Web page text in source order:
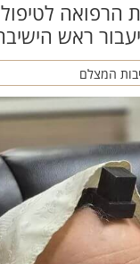
הרפואה
ראש
המצלם